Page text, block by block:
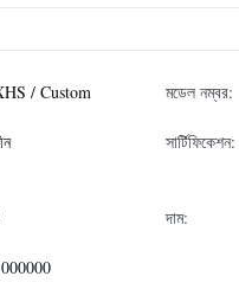
/ Custom মডেল নম্বর:
সার্টিফিকেশন:
দাম: